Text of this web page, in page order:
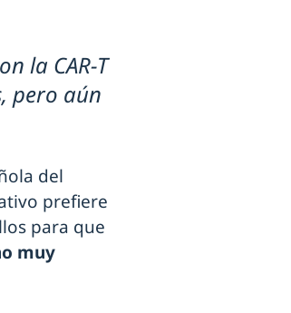
la CAR-T
pero aún
del
prefiere
para que
muy